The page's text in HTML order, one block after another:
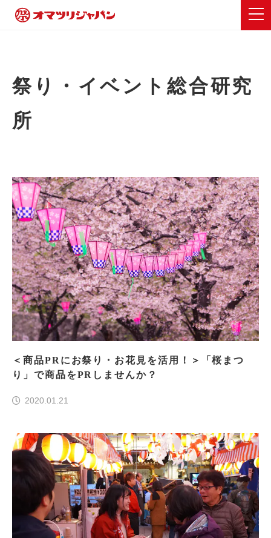
祭り・イベント総合研究
所
＜商品PRにお祭り・お花見を活用！＞「桜まつ
り」で商品をPRしませんか？
2020.01.21